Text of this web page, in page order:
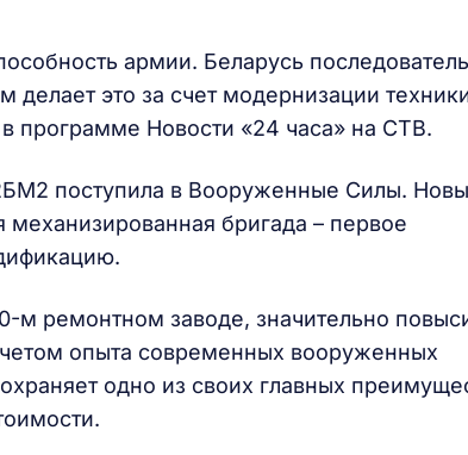
армии. Беларусь
делает это за счет модернизации
программе Новости «24 часа» на СТВ.
поступила в Вооруженные Силы.
бригада – первое
м ремонтном заводе, значительно
опыта современных вооруженных
одно из своих главных